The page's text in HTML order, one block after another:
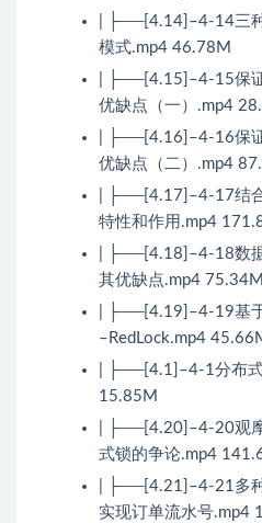
| ├──[4.14]–4-14三
模式.mp4 46.78M
| ├──[4.15]–4-15保
优缺点（一）.mp4
| ├──[4.16]–4-16保
优缺点（二）.mp4
| ├──[4.17]–4-17结
特性和作用.mp4
| ├──[4.18]–4-18数
其优缺点.mp4 75.34M
| ├──[4.19]–4-19基
–RedLock.mp4
| ├──[4.1]–4-1分布
15.85M
| ├──[4.20]–4-20观
式锁的争论.mp4
| ├──[4.21]–4-21多
实现订单流水号.mp4